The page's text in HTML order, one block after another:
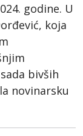
godine. U
koja
bivših
novinarsku